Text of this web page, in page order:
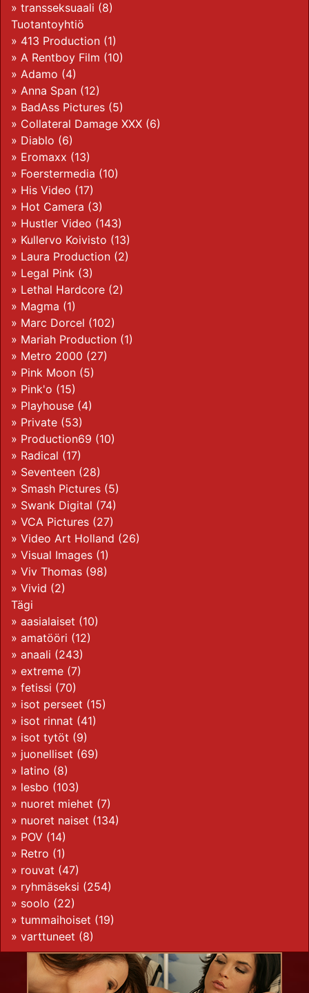
» transseksuaali (8)
Tuotantoyhtiö
» 413 Production (1)
» A Rentboy Film (10)
» Adamo (4)
» Anna Span (12)
» BadAss Pictures (5)
» Collateral Damage XXX (6)
» Diablo (6)
» Eromaxx (13)
» Foerstermedia (10)
» His Video (17)
» Hot Camera (3)
» Hustler Video (143)
» Kullervo Koivisto (13)
» Laura Production (2)
» Legal Pink (3)
» Lethal Hardcore (2)
» Magma (1)
» Marc Dorcel (102)
» Mariah Production (1)
» Metro 2000 (27)
» Pink Moon (5)
» Pink'o (15)
» Playhouse (4)
» Private (53)
» Production69 (10)
» Radical (17)
» Seventeen (28)
» Smash Pictures (5)
» Swank Digital (74)
» VCA Pictures (27)
» Video Art Holland (26)
» Visual Images (1)
» Viv Thomas (98)
» Vivid (2)
Tägi
» aasialaiset (10)
» amatööri (12)
» anaali (243)
» extreme (7)
» fetissi (70)
» isot perseet (15)
» isot rinnat (41)
» isot tytöt (9)
» juonelliset (69)
» latino (8)
» lesbo (103)
» nuoret miehet (7)
» nuoret naiset (134)
» POV (14)
» Retro (1)
» rouvat (47)
» ryhmäseksi (254)
» soolo (22)
» tummaihoiset (19)
» varttuneet (8)